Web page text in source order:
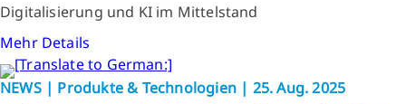
Digitalisierung und KI im Mittelstand
Mehr Details
NEWS | Produkte & Technologien | 25. Aug. 2025